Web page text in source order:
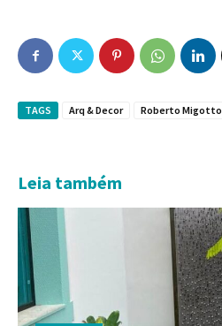
TAGS Arq & Decor Roberto Migotto
Leia também